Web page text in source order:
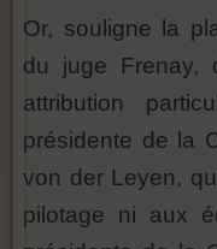
Or, souligne la
du juge Frenay,
attribution
présidente de la
von der Leyen,
pilotage ni aux